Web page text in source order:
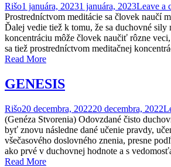
Rišo1 januára, 20231 januára, 2023Leave a
Prostredníctvom meditácie sa človek naučí
Ďalej vedie tiež k tomu, že sa duchovné
koncentráciu môže človek naučiť rôzne
sa tiež prostredníctvom meditačnej
Read More
GENESIS
Rišo20 decembra, 202220 decembra, 2022
(Genéza Stvorenia) Odovzdané čisto
byť znovu následne dané učenie pravdy,
všečasového doslovného znenia, presne
ako prvé v duchovnej hodnote a s
Read More